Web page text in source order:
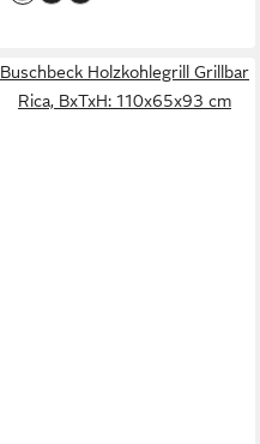
Buschbeck Holzkohlegrill Grillbar
Rica, BxTxH: 110x65x93 cm